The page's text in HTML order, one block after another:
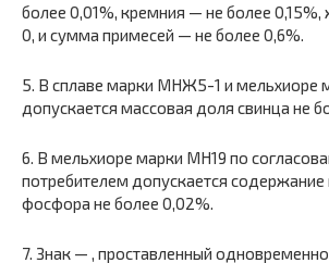
более 0,01%, кремния — не более
0, и сумма примесей — не более 0,6%.
5. В сплаве марки МНЖ5-1 и мельхиоре
допускается массовая доля свинца не
6. В мельхиоре марки МН19 по
потребителем допускается
фосфора не более 0,02%.
7. Знак — , проставленный